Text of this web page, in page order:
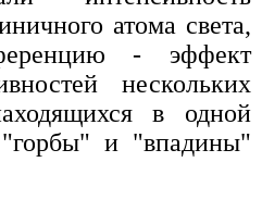
атома света,
- эффект
нескольких
в одной
и "впадины"